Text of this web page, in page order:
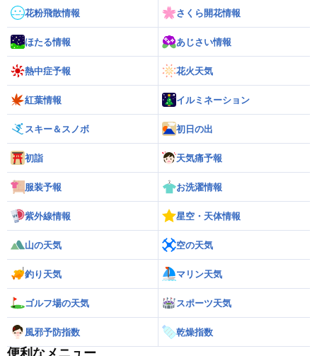
花粉飛散情報 さくら開花情報
ほたる情報 あじさい情報
熱中症予報 花火天気
紅葉情報 イルミネーション
スキー＆スノボ 初日の出
初詣 天気痛予報
服装予報 お洗濯情報
紫外線情報 星空・天体情報
山の天気 空の天気
釣り天気 マリン天気
ゴルフ場の天気 スポーツ天気
風邪予防指数 乾燥指数